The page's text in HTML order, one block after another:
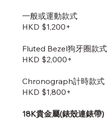
一般或運動款式
HKD $1,200+
Fluted Bezel狗牙圈款式
HKD $2,000+
Chronograph計時款式
HKD $1,800+
18K貴金屬(錶殼連錶帶)